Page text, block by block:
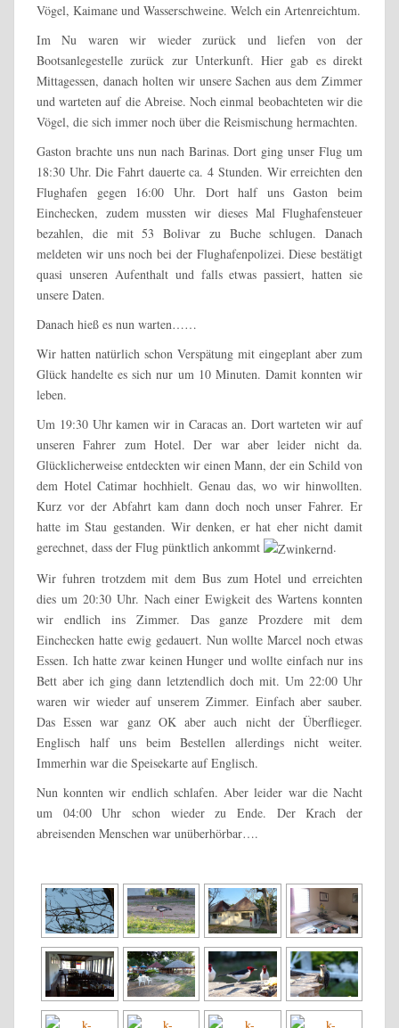
Vögel, Kaimane und Wasserschweine. Welch ein Artenreichtum.
Im Nu waren wir wieder zurück und liefen von der
Bootsanlegestelle zurück zur Unterkunft. Hier gab es direkt
Mittagessen, danach holten wir unsere Sachen aus dem Zimmer
und warteten auf die Abreise. Noch einmal beobachteten wir die
Vögel, die sich immer noch über die Reismischung hermachten.
Gaston brachte uns nun nach Barinas. Dort ging unser Flug um
18:30 Uhr. Die Fahrt dauerte ca. 4 Stunden. Wir erreichten den
Flughafen gegen 16:00 Uhr. Dort half uns Gaston beim
Einchecken, zudem mussten wir dieses Mal Flughafensteuer
bezahlen, die mit 53 Bolivar zu Buche schlugen. Danach
meldeten wir uns noch bei der Flughafenpolizei. Diese bestätigt
quasi unseren Aufenthalt und falls etwas passiert, hatten sie
unsere Daten.
Danach hieß es nun warten……
Wir hatten natürlich schon Verspätung mit eingeplant aber zum
Glück handelte es sich nur um 10 Minuten. Damit konnten wir
leben.
Um 19:30 Uhr kamen wir in Caracas an. Dort warteten wir auf
unseren Fahrer zum Hotel. Der war aber leider nicht da.
Glücklicherweise entdeckten wir einen Mann, der ein Schild von
dem Hotel Catimar hochhielt. Genau das, wo wir hinwollten.
Kurz vor der Abfahrt kam dann doch noch unser Fahrer. Er
hatte im Stau gestanden. Wir denken, er hat eher nicht damit
gerechnet, dass der Flug pünktlich ankommt
.
Wir fuhren trotzdem mit dem Bus zum Hotel und erreichten
dies um 20:30 Uhr. Nach einer Ewigkeit des Wartens konnten
wir endlich ins Zimmer. Das ganze Prozdere mit dem
Einchecken hatte ewig gedauert. Nun wollte Marcel noch etwas
Essen. Ich hatte zwar keinen Hunger und wollte einfach nur ins
Bett aber ich ging dann letztendlich doch mit. Um 22:00 Uhr
waren wir wieder auf unserem Zimmer. Einfach aber sauber.
Das Essen war ganz OK aber auch nicht der Überflieger.
Englisch half uns beim Bestellen allerdings nicht weiter.
Immerhin war die Speisekarte auf Englisch.
Nun konnten wir endlich schlafen. Aber leider war die Nacht
um 04:00 Uhr schon wieder zu Ende. Der Krach der
abreisenden Menschen war unüberhörbar….